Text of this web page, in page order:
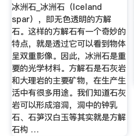
冰洲石_冰洲石（Iceland
spar），即无色透明的方解
石。这样的方解石有一个奇妙的
特点，就是透过它可以看到物体
呈双重影像。因此，冰洲石是重
要的光学材料。方解石是石灰岩
和大理岩的主要矿物，在生产生
活中有很多用途。我们知道石灰
岩可以形成溶洞，洞中的钟乳
石、石笋汉白玉等其实就是方解
石构 …